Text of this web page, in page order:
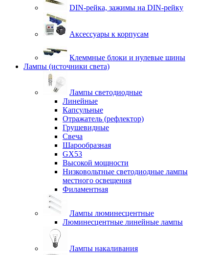
DIN-рейка, зажимы на DIN-рейку
Аксессуары к корпусам
Клеммные блоки и нулевые шины
Лампы (источники света)
Лампы светодиодные
Линейные
Капсульные
Отражатель (рефлектор)
Грушевидные
Свеча
Шарообразная
GX53
Высокой мощности
Низковольтные светодиодные лампы
местного освещения
Филаментная
Лампы люминесцентные
Люминесцентные линейные лампы
Лампы накаливания